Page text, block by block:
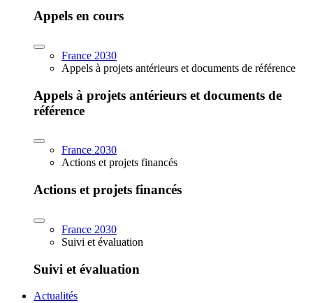
Appels en cours
France 2030
Appels à projets antérieurs et documents de référence
Appels à projets antérieurs et documents de
référence
France 2030
Actions et projets financés
Actions et projets financés
France 2030
Suivi et évaluation
Suivi et évaluation
Actualités